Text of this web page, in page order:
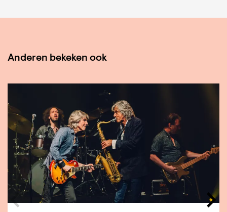
Anderen bekeken ook